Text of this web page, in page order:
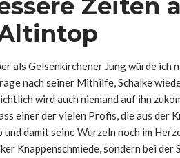
Zeiten
als Gelsenkirchener Jung würde ich
nach seiner Mithilfe, Schalke
wird auch niemand auf ihn
einer der vielen Profis, die aus der
damit seine Wurzeln noch im
Knappenschmiede, sondern bei der